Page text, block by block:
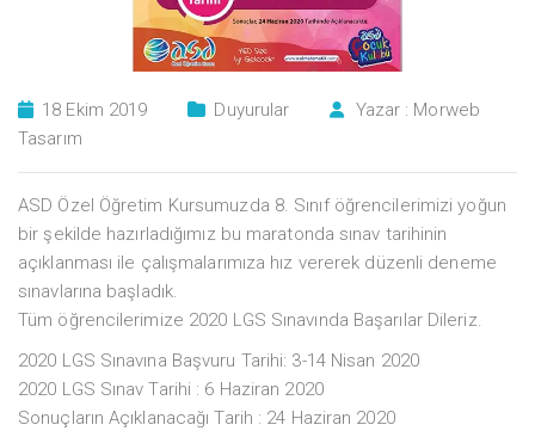
18 Ekim 2019 Duyurular Yazar : Morweb
Tasarım
ASD Özel Öğretim Kursumuzda 8. Sınıf öğrencilerimizi yoğun
bir şekilde hazırladığımız bu maratonda sınav tarihinin
açıklanması ile çalışmalarımıza hız vererek düzenli deneme
sınavlarına başladık.
Tüm öğrencilerimize 2020 LGS Sınavında Başarılar Dileriz.
2020 LGS Sınavına Başvuru Tarihi: 3-14 Nisan 2020
2020 LGS Sınav Tarihi : 6 Haziran 2020
Sonuçların Açıklanacağı Tarih : 24 Haziran 2020